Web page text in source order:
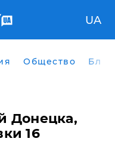
UA
Общество
Донецка,
16